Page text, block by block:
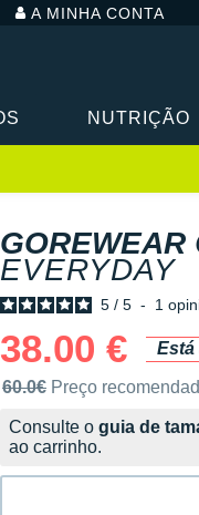
A MINHA CONTA
NUTRIÇÃO
GOREWEAR
EVERYDAY
5 / 5 - 1
38.00 €
Está
Preço de venda
60.0€ Preço
Consulte o guia de
ao carrinho.